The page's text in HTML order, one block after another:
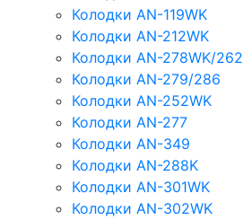
Колодки AN-119WK
Колодки AN-212WK
Колодки AN-278WK/262
Колодки AN-279/286
Колодки AN-252WK
Колодки AN-277
Колодки AN-349
Колодки AN-288K
Колодки AN-301WK
Колодки AN-302WK